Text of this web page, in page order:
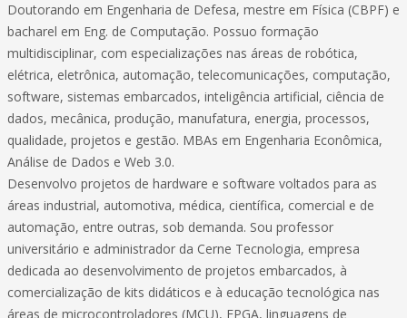
Doutorando em Engenharia de Defesa, mestre em Física (CBPF) e
bacharel em Eng. de Computação. Possuo formação
multidisciplinar, com especializações nas áreas de robótica,
elétrica, eletrônica, automação, telecomunicações, computação,
software, sistemas embarcados, inteligência artificial, ciência de
dados, mecânica, produção, manufatura, energia, processos,
qualidade, projetos e gestão. MBAs em Engenharia Econômica,
Análise de Dados e Web 3.0.
Desenvolvo projetos de hardware e software voltados para as
áreas industrial, automotiva, médica, científica, comercial e de
automação, entre outras, sob demanda. Sou professor
universitário e administrador da Cerne Tecnologia, empresa
dedicada ao desenvolvimento de projetos embarcados, à
comercialização de kits didáticos e à educação tecnológica nas
áreas de microcontroladores (MCU), FPGA, linguagens de